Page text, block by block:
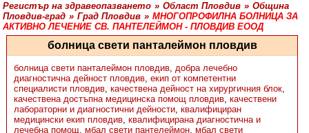
Регистър на здравеопазването » Област Пловдив » Община
Пловдив-град » Град Пловдив » МНОГОПРОФИЛНА БОЛНИЦА ЗА
АКТИВНО ЛЕЧЕНИЕ СВ. ПАНТЕЛЕЙМОН - ПЛОВДИВ ЕООД
болница свети панталеймон пловдив
болница свети панталеймон пловдив, добра лечебно
диагностична дейност пловдив, екип от компетентни
специалисти пловдив, качествена дейност на хирургичния блок,
качествена достъпна медицинска помощ пловдив, качествени
лабораторни и диагностични дейности, квалифициран
медицински екип пловдив, квалифицирана диагностична и
лечебна помощ, мбал свети пантелеймон, мбал свети